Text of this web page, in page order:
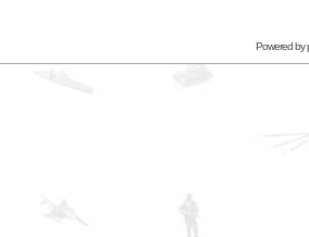
Powered by